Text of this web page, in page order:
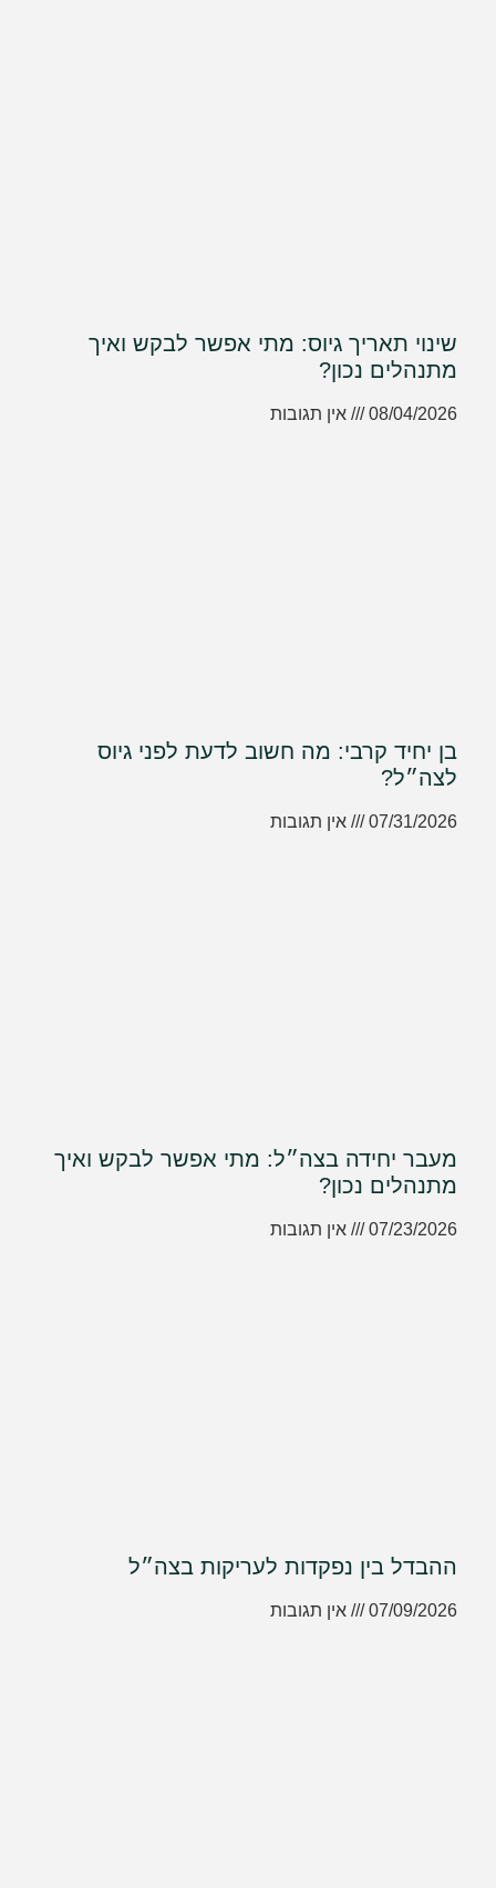
שינוי תאריך גיוס: מתי אפשר לבקש ואיך
מתנהלים נכון?
08/04/2026 אין תגובות
בן יחיד קרבי: מה חשוב לדעת לפני גיוס
לצה״ל?
07/31/2026 אין תגובות
מעבר יחידה בצה״ל: מתי אפשר לבקש ואיך
מתנהלים נכון?
07/23/2026 אין תגובות
ההבדל בין נפקדות לעריקות בצה״ל
07/09/2026 אין תגובות